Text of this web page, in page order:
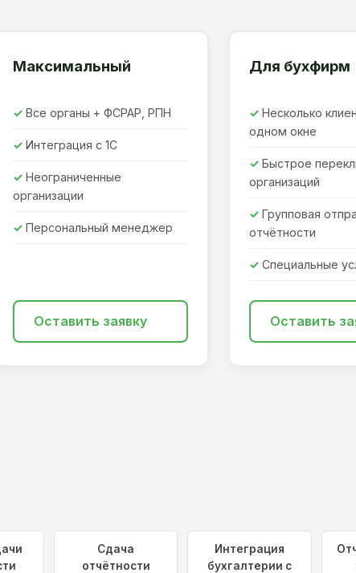
Максимальный
Все органы + ФСРАР, РПН
Интеграция с 1С
Неограниченные
организации
Персональный менеджер
Оставить заявку
Для бухфирм
Несколько
одном окне
Быстрое
организаций
Групповая
отчётности
Специальные
Оставить
Сдача
отчётности
Интеграция
бухгалтерии с